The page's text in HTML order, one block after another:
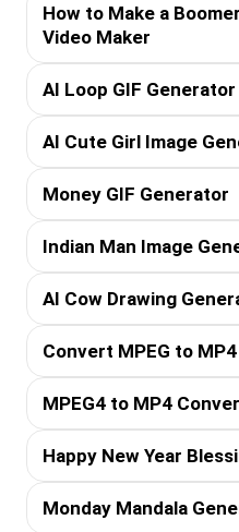
How to Make a
Video Maker
AI Loop GIF Generator
AI Cute Girl Image
Money GIF Generator
Indian Man Image
AI Cow Drawing
Convert MPEG to
MPEG4 to MP4
Happy New Year
Monday Mandala